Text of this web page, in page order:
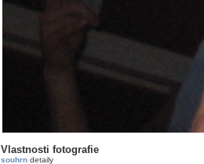
Vlastnosti fotografie
souhrn detaily